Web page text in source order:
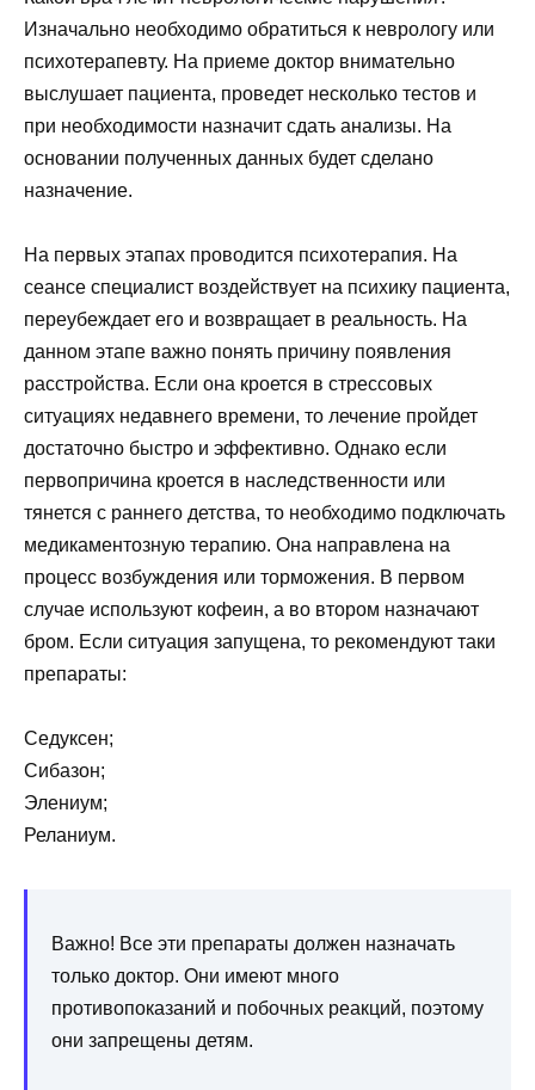
Изначально необходимо обратиться к неврологу или
психотерапевту. На приеме доктор внимательно
выслушает пациента, проведет несколько тестов и
при необходимости назначит сдать анализы. На
основании полученных данных будет сделано
назначение.
На первых этапах проводится психотерапия. На
сеансе специалист воздействует на психику пациента,
переубеждает его и возвращает в реальность. На
данном этапе важно понять причину появления
расстройства. Если она кроется в стрессовых
ситуациях недавнего времени, то лечение пройдет
достаточно быстро и эффективно. Однако если
первопричина кроется в наследственности или
тянется с раннего детства, то необходимо подключать
медикаментозную терапию. Она направлена на
процесс возбуждения или торможения. В первом
случае используют кофеин, а во втором назначают
бром. Если ситуация запущена, то рекомендуют таки
препараты:
Седуксен;
Сибазон;
Элениум;
Реланиум.
Важно! Все эти препараты должен назначать
только доктор. Они имеют много
противопоказаний и побочных реакций, поэтому
они запрещены детям.